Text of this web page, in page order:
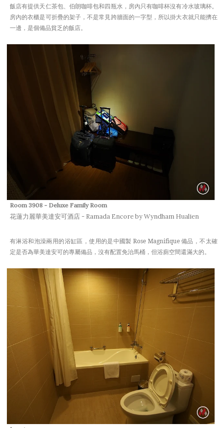
飯店有提供天仁茶包、伯朗咖啡包和四瓶水，房內只有咖啡杯沒有冷水玻璃杯。
房內的衣櫃是可折疊的架子，不是常見跨牆面的一字型，所以掛大衣就只能擠在
一邊，是個備品貧乏的飯店。
Room 3908 - Deluxe Family Room
花蓮力麗華美達安可酒店 - Ramada Encore by Wyndham Hualien
有淋浴和泡澡兩用的浴缸區，使用的是中國製 Rose Magnifique 備品，不太確
定是否為華美達安可的專屬備品，沒有配置免治馬桶，但浴廁空間還滿大的。